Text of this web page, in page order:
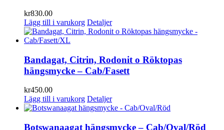
kr830.00
Lägg till i varukorg Detaljer
Bandagat, Citrin, Rodonit o Röktopas
hängsmycke – Cab/Fasett
kr450.00
Lägg till i varukorg Detaljer
Botswanaagat hängsmycke – Cab/Oval/Röd